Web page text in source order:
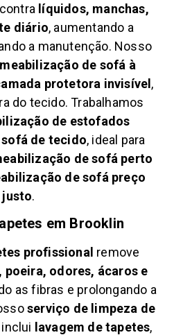
líquidos, manchas,
diário, aumentando a
a manutenção. Nosso
de sofá à
protetora invisível,
do tecido. Trabalhamos
de estofados
de tecido, ideal para
de sofá perto
de sofá preço
justo.
em Brooklin
profissional remove
poeira, odores, ácaros e
as fibras e prolongando a
serviço de limpeza de
inclui lavagem de tapetes,